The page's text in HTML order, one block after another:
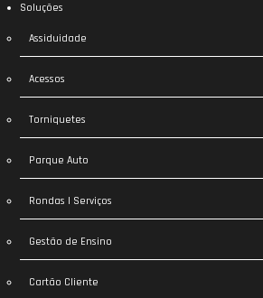
Soluções
Assiduidade
Acessos
Torniquetes
Parque Auto
Rondas | Serviços
Gestão de Ensino
Cartão Cliente